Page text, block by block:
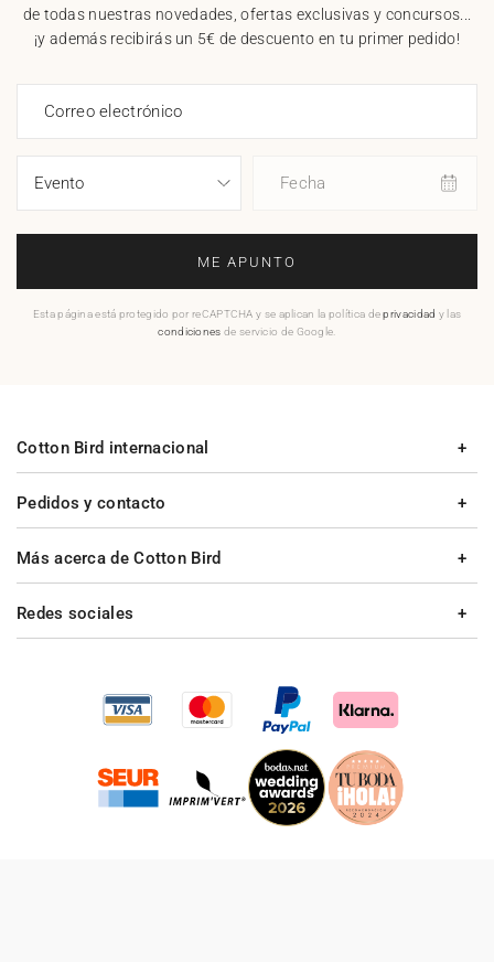
de todas nuestras novedades, ofertas exclusivas y concursos...
¡y además recibirás un 5€ de descuento en tu primer pedido!
Correo electrónico
Fecha
ME APUNTO
Esta página está protegido por reCAPTCHA y se aplican la política deprivacidad y las
condiciones de servicio de Google.
Pedidos y contacto
Más acerca de Cotton Bird
Cotton Bird internacional
Redes sociales